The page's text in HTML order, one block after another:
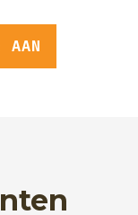
AAN